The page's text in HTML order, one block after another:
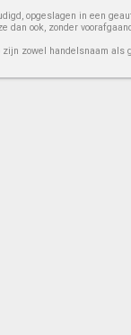
opgeslagen in een
dan ook, zonder
zowel handelsnaam als